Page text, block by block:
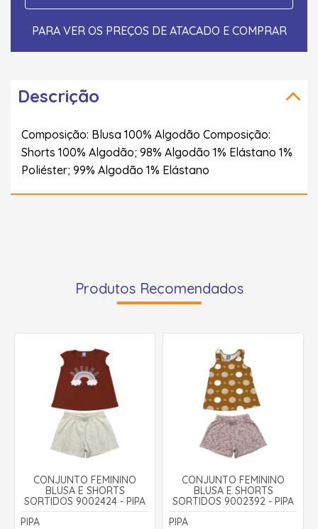
PARA VER OS PREÇOS DE ATACADO E COMPRAR
Descrição
Composição: Blusa 100% Algodão Composição:
Shorts 100% Algodão; 98% Algodão 1% Elástano 1%
Poliéster; 99% Algodão 1% Elástano
Produtos Recomendados
CONJUNTO FEMININO
BLUSA E SHORTS
SORTIDOS 9002424 - PIPA
PIPA
CONJUNTO FEMININO
BLUSA E SHORTS
SORTIDOS 9002392 - PIPA
PIPA